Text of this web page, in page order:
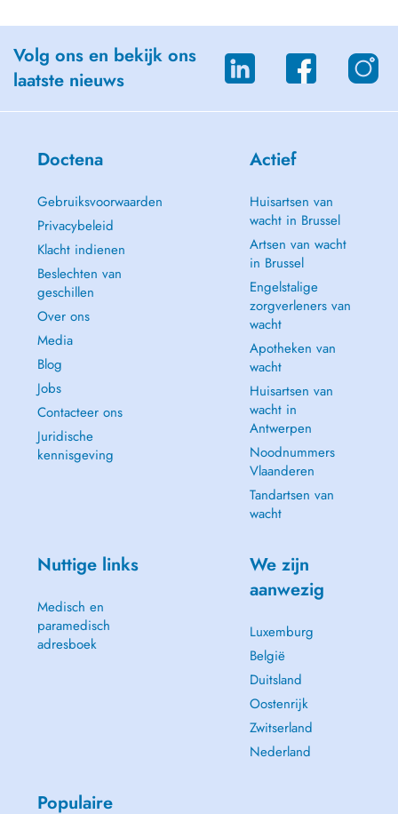
Volg ons en bekijk ons
laatste nieuws
Doctena
Gebruiksvoorwaarden
Privacybeleid
Klacht indienen
Beslechten van
geschillen
Over ons
Media
Blog
Jobs
Contacteer ons
Juridische
kennisgeving
Actief
Huisartsen van
wacht in Brussel
Artsen van wacht
in Brussel
Engelstalige
zorgverleners van
wacht
Apotheken van
wacht
Huisartsen van
wacht in
Antwerpen
Noodnummers
Vlaanderen
Tandartsen van
wacht
Nuttige links
Medisch en
paramedisch
adresboek
We zijn
aanwezig
Luxemburg
België
Duitsland
Oostenrijk
Zwitserland
Nederland
Populaire